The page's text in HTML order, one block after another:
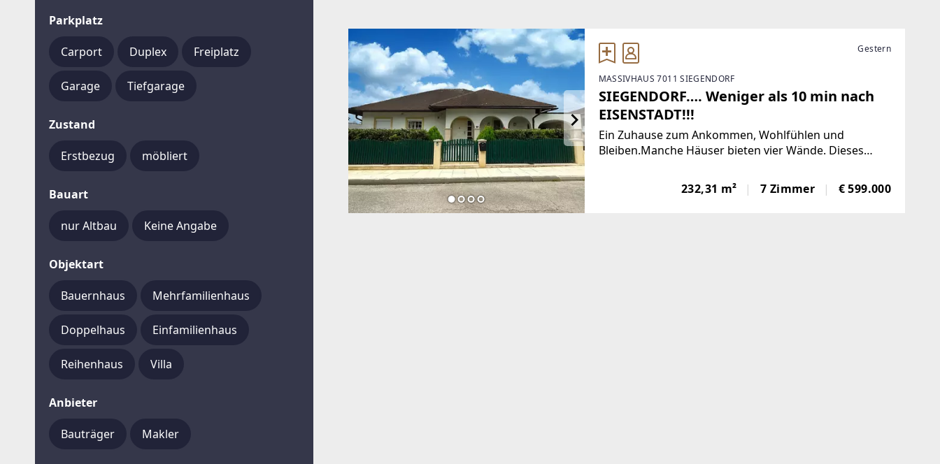
Parkplatz
Carport Duplex Freiplatz
Garage Tiefgarage
Zustand
Erstbezug möbliert
Bauart
nur Altbau Keine Angabe
Objektart
Bauernhaus Mehrfamilienhaus
Doppelhaus Einfamilienhaus
Reihenhaus Villa
Anbieter
Bauträger Makler
Gestern
MASSIVHAUS 7011 SIEGENDORF
SIEGENDORF…. Weniger als 10 min nach
EISENSTADT!!!
Ein Zuhause zum Ankommen, Wohlfühlen und
Bleiben.Manche Häuser bieten vier Wände. Dieses
Wohngegend von Siegendorf erwartet Sie ein
außergewöhnlich gepflegtes Einfamilienhaus, das mit
232,31 m² 7 Zimmer € 599.000